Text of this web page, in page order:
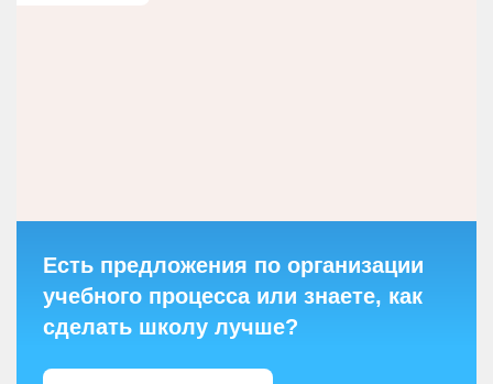
Есть предложения по организации
учебного процесса или знаете, как
сделать школу лучше?